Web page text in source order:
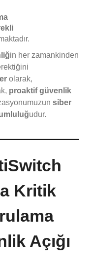
in her zamankinden
olarak,
proaktif güvenlik
siber
udur.
Kritik
Açığı